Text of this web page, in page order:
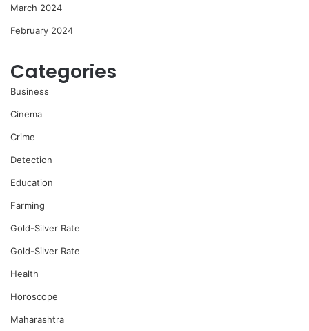
March 2024
February 2024
Categories
Business
Cinema
Crime
Detection
Education
Farming
Gold-Silver Rate
Gold-Silver Rate
Health
Horoscope
Maharashtra